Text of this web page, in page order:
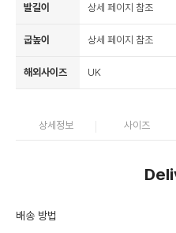
발길이 상세 페이지 참조
굽높이 상세 페이지 참조
해외사이즈 UK
상세정보 사이즈
배송 방법